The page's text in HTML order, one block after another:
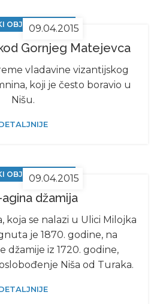
09.04.2015
OBJEKTI U NIŠU
Gornjeg Matejevca
vladavine vizantijskog
koji je često boravio u
Nišu.
09.04.2015
OBJEKTI U NIŠU
džamija
koja se nalazi u Ulici Milojka
je 1870. godine, na
džamije iz 1720. godine,
Niša od Turaka.